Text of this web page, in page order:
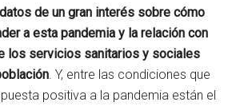
de un gran interés sobre cómo
a esta pandemia y la relación con
los servicios sanitarios y sociales
. Y, entre las condiciones que
positiva a la pandemia están el